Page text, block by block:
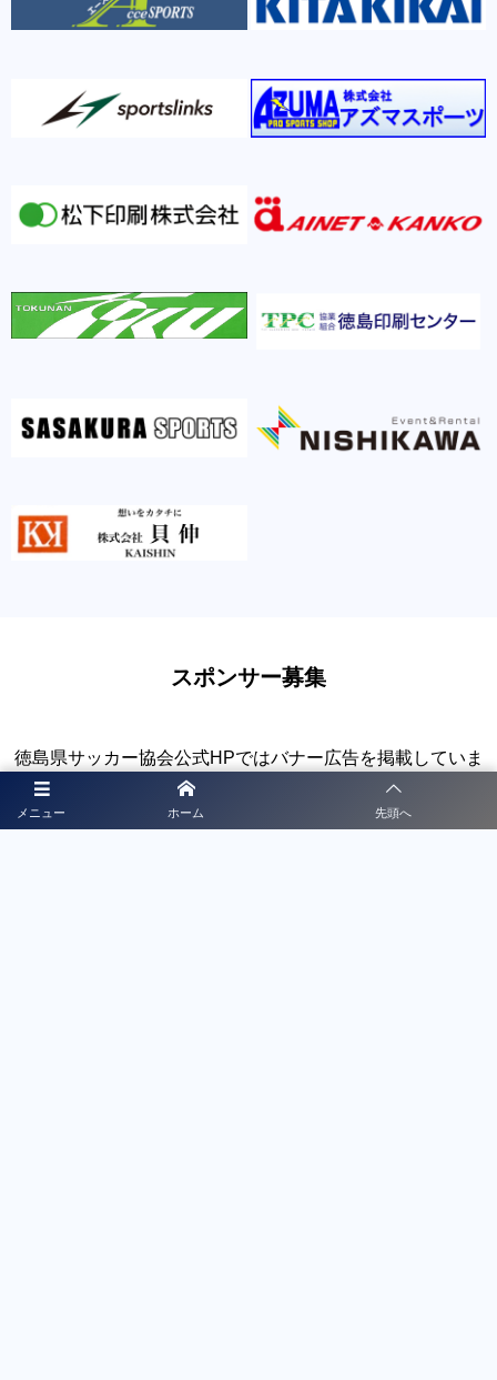
スポンサー募集
徳島県サッカー協会公式HPではバナー広告を掲載していま
す。 公式HPのバナー広告収入は、協会HPの運営や活動費
用などに活用させていただく予定です。
メニュー ホーム 先頭へ